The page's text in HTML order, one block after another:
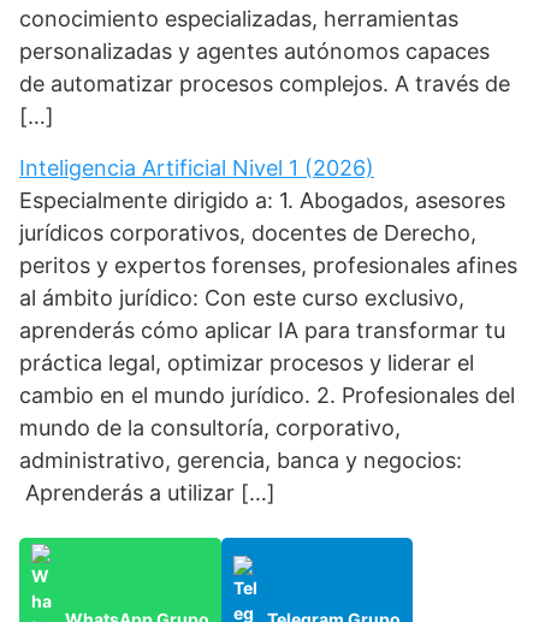
conocimiento especializadas, herramientas
personalizadas y agentes autónomos capaces
de automatizar procesos complejos. A través de
[…]
Inteligencia Artificial Nivel 1 (2026)
Especialmente dirigido a: 1. Abogados, asesores
jurídicos corporativos, docentes de Derecho,
peritos y expertos forenses, profesionales afines
al ámbito jurídico: Con este curso exclusivo,
aprenderás cómo aplicar IA para transformar tu
práctica legal, optimizar procesos y liderar el
cambio en el mundo jurídico. 2. Profesionales del
mundo de la consultoría, corporativo,
administrativo, gerencia, banca y negocios:
Aprenderás a utilizar […]